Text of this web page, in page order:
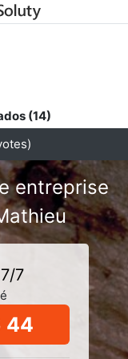
(14)
entreprise
7
44